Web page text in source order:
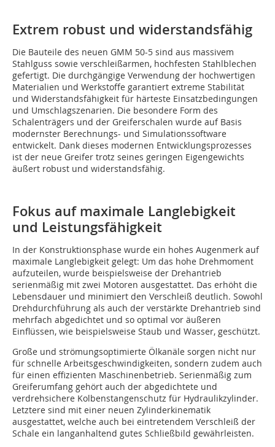
Extrem robust und ­widerstandsfähig
Die Bauteile des neuen GMM 50-5 sind aus massivem
Stahlguss sowie verschleißarmen, hochfesten Stahlblechen
gefertigt. Die durchgängige Verwendung der hochwertigen
Materialien und Werkstoffe garantiert extreme Stabilität
und Widerstandsfähigkeit für härteste Einsatzbedingungen
und Umschlagszenarien. Die besondere Form des
Schalenträgers und der Greiferschalen wurde auf Basis
modernster Berechnungs- und Simulationssoftware
entwickelt. Dank dieses modernen Entwicklungsprozesses
ist der neue Greifer trotz seines geringen Eigengewichts
äußert robust und widerstandsfähig.
Fokus auf maximale Langlebigkeit
und Leistungsfähigkeit
In der Konstruktionsphase wurde ein hohes Augenmerk auf
maximale Langlebigkeit gelegt: Um das hohe Drehmoment
aufzuteilen, wurde beispielsweise der Drehantrieb
serienmäßig mit zwei Motoren ausgestattet. Das erhöht die
Lebensdauer und minimiert den Verschleiß deutlich. Sowohl
Drehdurchführung als auch der verstärkte Drehantrieb sind
mehrfach abgedichtet und so optimal vor äußeren
Einflüssen, wie beispielsweise Staub und Wasser, geschützt.
Große und strömungsoptimierte Ölkanäle sorgen nicht nur
für schnelle Arbeitsgeschwindigkeiten, sondern zudem auch
für einen effizienten Maschinenbetrieb. Serienmäßig zum
Greiferumfang gehört auch der abgedichtete und
verdrehsichere Kolbenstangenschutz für Hydraulikzylinder.
Letztere sind mit einer neuen Zylinderkinematik
ausgestattet, welche auch bei eintretendem Verschleiß der
Schale ein langanhaltend gutes Schließbild gewährleisten.